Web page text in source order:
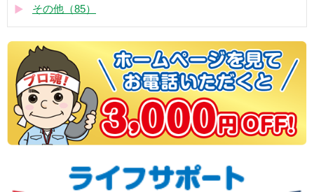
その他（85）